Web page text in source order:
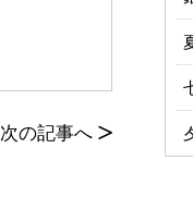
次の記事へ >